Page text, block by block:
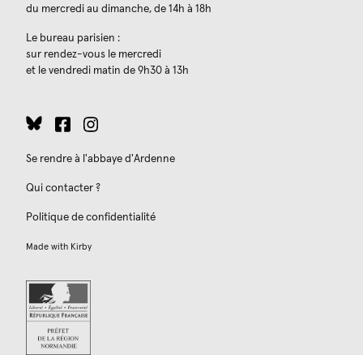
du mercredi au dimanche, de 14h à 18h
Le bureau parisien :
sur rendez-vous le mercredi
et le vendredi matin de 9h30 à 13h
Se rendre à l'abbaye d'Ardenne
Qui contacter ?
Politique de confidentialité
Made with Kirby